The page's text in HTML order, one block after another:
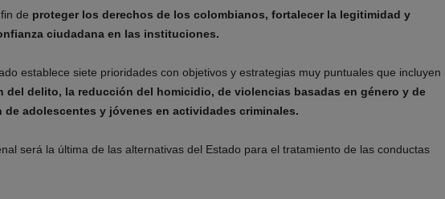
de proteger los derechos de los colombianos, fortalecer la legitimidad y
ciudadana en las instituciones.
establece siete prioridades con objetivos y estrategias muy puntuales que incluyen
del delito, la reducción del homicidio, de violencias basadas en género y de
de adolescentes y jóvenes en actividades criminales.
será la última de las alternativas del Estado para el tratamiento de las conductas